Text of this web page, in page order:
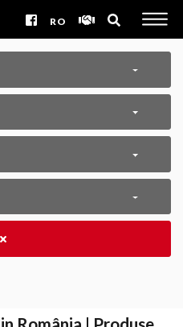
RO